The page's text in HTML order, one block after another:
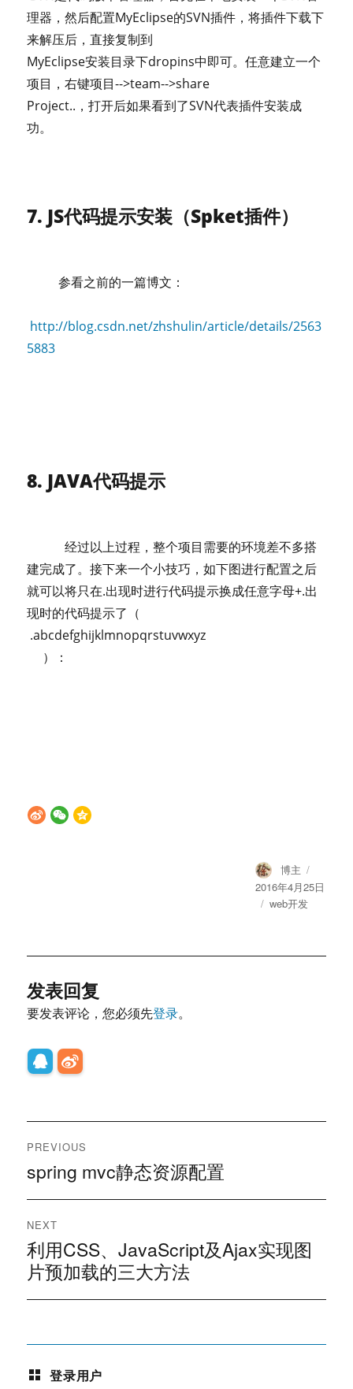
理器，然后配置MyEclipse的SVN插件，将插件下载下
来解压后，直接复制到
MyEclipse安装目录下dropins中即可。任意建立一个
项目，右键项目-->team-->share
Project..，打开后如果看到了SVN代表插件安装成
功。
7. JS代码提示安装（Spket插件）
参看之前的一篇博文：
http://blog.csdn.net/zhshulin/article/details/2563
5883
8. JAVA代码提示
经过以上过程，整个项目需要的环境差不多搭
建完成了。接下来一个小技巧，如下图进行配置之后
就可以将只在.出现时进行代码提示换成任意字母+.出
现时的代码提示了（
.abcdefghijklmnopqrstuvwxyz
）：
Author
博主
on
2016年4月25日
Categories
web开发
发表回复
要发表评论，您必须先登录。
文
章
导
航
PREVIOUS
Previous
post:
spring mvc静态资源配置
NEXT
Next
post:
利用CSS、JavaScript及Ajax实现图
片预加载的三大方法
登录用户